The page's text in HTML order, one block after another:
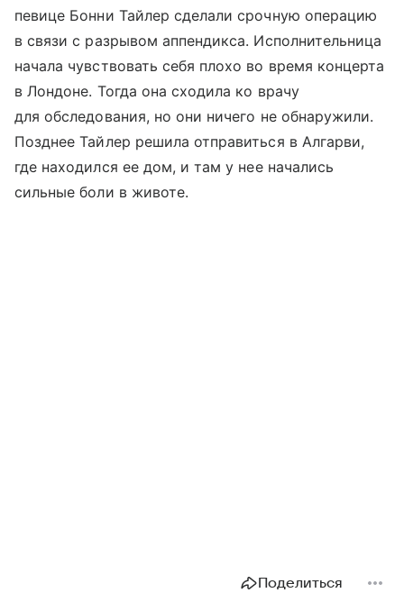
певице Бонни Тайлер сделали срочную операцию
в связи с разрывом аппендикса. Исполнительница
начала чувствовать себя плохо во время концерта
в Лондоне. Тогда она сходила ко врачу
для обследования, но они ничего не обнаружили.
Позднее Тайлер решила отправиться в Алгарви,
где находился ее дом, и там у нее начались
сильные боли в животе.
Поделиться